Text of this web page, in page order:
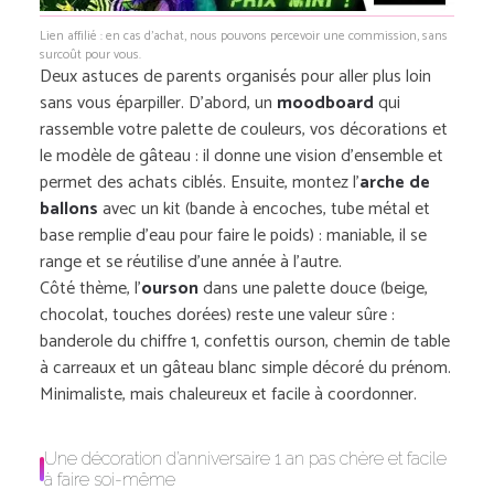
Lien affilié : en cas d’achat, nous pouvons percevoir une commission, sans
surcoût pour vous.
Deux astuces de parents organisés pour aller plus loin
sans vous éparpiller. D’abord, un moodboardqui
rassemble votre palette de couleurs, vos décorations et
le modèle de gâteau : il donne une vision d’ensemble et
permet des achats ciblés. Ensuite, montez l’arche de
ballonsavec un kit (bande à encoches, tube métal et
base remplie d’eau pour faire le poids) : maniable, il se
range et se réutilise d’une année à l’autre.
Côté thème, l’oursondans une palette douce (beige,
chocolat, touches dorées) reste une valeur sûre :
banderole du chiffre 1, confettis ourson, chemin de table
à carreaux et un gâteau blanc simple décoré du prénom.
Minimaliste, mais chaleureux et facile à coordonner.
Une décoration d’anniversaire 1 an pas chère et facile
à faire soi-même